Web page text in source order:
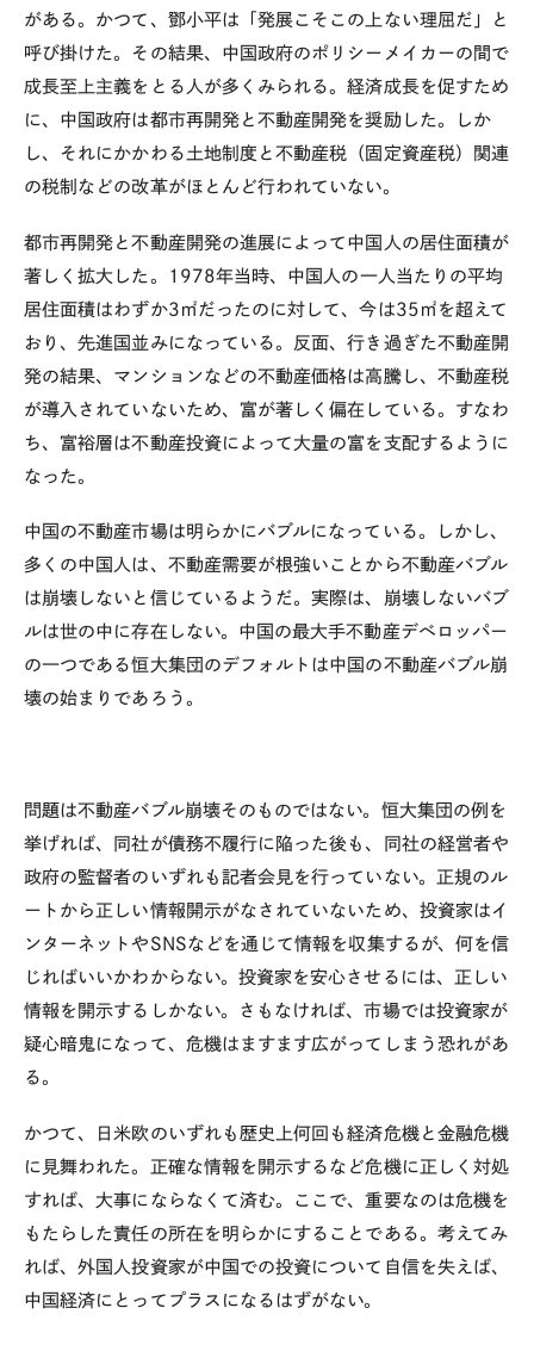
がある。かつて、鄧小平は「発展こそこの上ない理屈だ」と
呼び掛けた。その結果、中国政府のポリシーメイカーの間で
成長至上主義をとる人が多くみられる。経済成長を促すため
に、中国政府は都市再開発と不動産開発を奨励した。しか
し、それにかかわる土地制度と不動産税（固定資産税）関連
の税制などの改革がほとんど行われていない。
都市再開発と不動産開発の進展によって中国人の居住面積が
著しく拡大した。
1978年当時、中国人の一人当たりの平均
居住面積はわずか3 ㎡だったのに対して、今は35 ㎡を超えて
おり、先進国並みになっている。反面、行き過ぎた不動産開
発の結果、マンションなどの不動産価格は高騰し、不動産税
が導入されていないため、富が著しく偏在している。すなわ
ち、富裕層は不動産投資によって大量の富を支配するように
なった。
中国の不動産市場は明らかにバブルになっている。しかし、
多くの中国人は、不動産需要が根強いことから不動産バブル
は崩壊しないと信じているようだ。実際は、崩壊しないバブ
ルは世の中に存在しない。中国の最大手不動産デベロッパー
の一つである恒大集団のデフォルトは中国の不動産バブル崩
壊の始まりであろう。
問題は不動産バブル崩壊そのものではない。恒大集団の例を
挙げれば、同社が債務不履行に陥った後も、同社の経営者や
政府の監督者のいずれも記者会見を行っていない。正規のル
ートから正しい情報開示がなされていないため、投資家はイ
ンターネットや SNSなどを通じて情報を収集するが、何を信
じればいいかわからない。投資家を安心させるには、正しい
情報を開示するしかない。さもなければ、市場では投資家が
疑心暗鬼になって、危機はますます広がってしまう恐れがあ
る。
かつて、日米欧のいずれも歴史上何回も経済危機と金融危機
に見舞われた。正確な情報を開示するなど危機に正しく対処
すれば、大事にならなくて済む。ここで、重要なのは危機を
もたらした責任の所在を明らかにすることである。考えてみ
れば、外国人投資家が中国での投資について自信を失えば、
中国経済にとってプラスになるはずがない。